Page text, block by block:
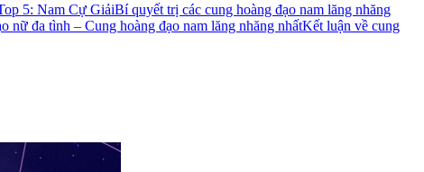
5: Nam Cự GiảiBí quyết trị các cung hoàng đạo nam lăng nhăng
nữ đa tình – Cung hoàng đạo nam lăng nhăng nhấtKết luận về cung